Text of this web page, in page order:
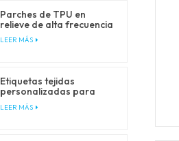
Parches de TPU en
relieve de alta frecuencia
personalizados para
ropa
LEER MÁS
Etiquetas tejidas
personalizadas para
ropa y prendas de vestir
LEER MÁS